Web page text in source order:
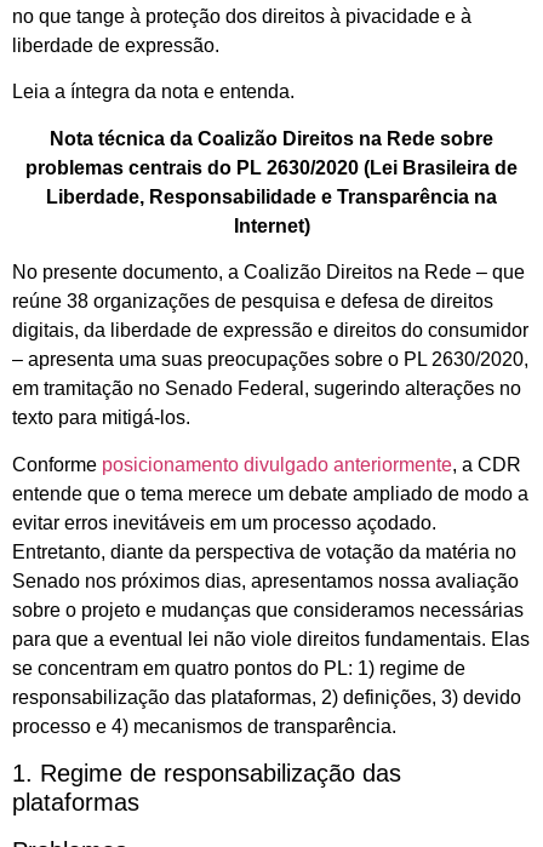
no que tange à proteção dos direitos à pivacidade e à
liberdade de expressão.
Leia a íntegra da nota e entenda.
Nota técnica da Coalizão Direitos na Rede sobre
problemas centrais do PL 2630/2020 (Lei Brasileira de
Liberdade, Responsabilidade e Transparência na
Internet)
No presente documento, a Coalizão Direitos na Rede – que
reúne 38 organizações de pesquisa e defesa de direitos
digitais, da liberdade de expressão e direitos do consumidor
– apresenta uma suas preocupações sobre o PL 2630/2020,
em tramitação no Senado Federal, sugerindo alterações no
texto para mitigá-los.
Conforme posicionamento divulgado anteriormente, a CDR
entende que o tema merece um debate ampliado de modo a
evitar erros inevitáveis em um processo açodado.
Entretanto, diante da perspectiva de votação da matéria no
Senado nos próximos dias, apresentamos nossa avaliação
sobre o projeto e mudanças que consideramos necessárias
para que a eventual lei não viole direitos fundamentais. Elas
se concentram em quatro pontos do PL: 1) regime de
responsabilização das plataformas, 2) definições, 3) devido
processo e 4) mecanismos de transparência.
1. Regime de responsabilização das
plataformas